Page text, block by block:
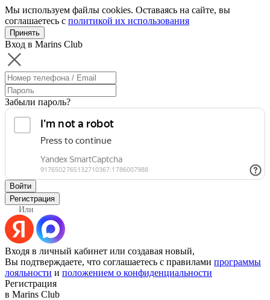
Мы используем файлы cookies. Оставаясь на сайте, вы
соглашаетесь с политикой их использования
Принять
Вход в Marins Club
Забыли пароль?
Войти
Регистрация
Или
Входя в личный кабинет или создавая новый,
Вы подтверждаете, что соглашаетесь с правилами программы
лояльности и положением о конфиденциальности
Регистрация
в Marins Club